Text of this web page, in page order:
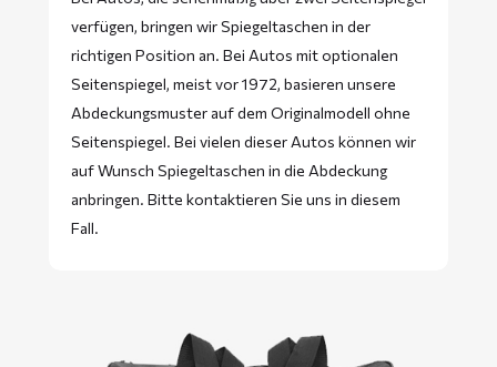
verfügen, bringen wir Spiegeltaschen in der
richtigen Position an. Bei Autos mit optionalen
Seitenspiegel, meist vor 1972, basieren unsere
Abdeckungsmuster auf dem Originalmodell ohne
Seitenspiegel. Bei vielen dieser Autos können wir
auf Wunsch Spiegeltaschen in die Abdeckung
anbringen. Bitte kontaktieren Sie uns in diesem
Fall.